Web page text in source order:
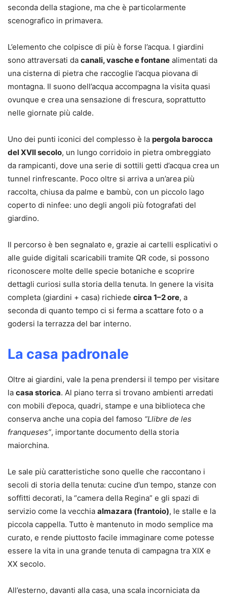
seconda della stagione, ma che è particolarmente
scenografico in primavera.
L’elemento che colpisce di più è forse l’acqua. I giardini
sono attraversati da canali, vasche e fontane alimentati da
una cisterna di pietra che raccoglie l’acqua piovana di
montagna. Il suono dell’acqua accompagna la visita quasi
ovunque e crea una sensazione di frescura, soprattutto
nelle giornate più calde.
Uno dei punti iconici del complesso è la pergola barocca
del XVII secolo, un lungo corridoio in pietra ombreggiato
da rampicanti, dove una serie di sottili getti d’acqua crea un
tunnel rinfrescante. Poco oltre si arriva a un’area più
raccolta, chiusa da palme e bambù, con un piccolo lago
coperto di ninfee: uno degli angoli più fotografati del
giardino.
Il percorso è ben segnalato e, grazie ai cartelli esplicativi o
alle guide digitali scaricabili tramite QR code, si possono
riconoscere molte delle specie botaniche e scoprire
dettagli curiosi sulla storia della tenuta. In genere la visita
completa (giardini + casa) richiede circa 1–2 ore, a
seconda di quanto tempo ci si ferma a scattare foto o a
godersi la terrazza del bar interno.
La casa padronale
Oltre ai giardini, vale la pena prendersi il tempo per visitare
la casa storica. Al piano terra si trovano ambienti arredati
con mobili d’epoca, quadri, stampe e una biblioteca che
conserva anche una copia del famoso “Llibre de les
franqueses”, importante documento della storia
maiorchina.
Le sale più caratteristiche sono quelle che raccontano i
secoli di storia della tenuta: cucine d’un tempo, stanze con
soffitti decorati, la “camera della Regina” e gli spazi di
servizio come la vecchia almazara (frantoio), le stalle e la
piccola cappella. Tutto è mantenuto in modo semplice ma
curato, e rende piuttosto facile immaginare come potesse
essere la vita in una grande tenuta di campagna tra XIX e
XX secolo.
All’esterno, davanti alla casa, una scala incorniciata da